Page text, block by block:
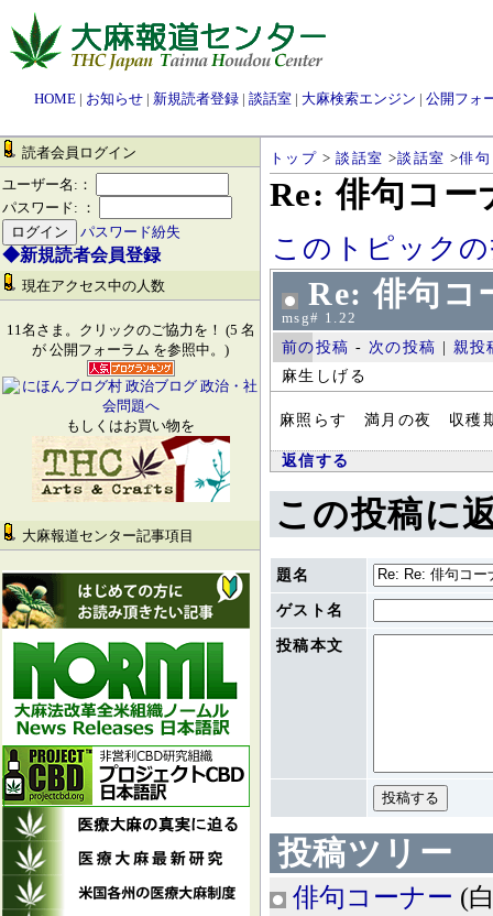
HOME | お知らせ | 新規読者登録 | 談話室 | 大麻検索エンジン | 公開フォ
読者会員ログイン
ユーザー名:：
パスワード: ：
パスワード紛失
◆新規読者会員登録
現在アクセス中の人数
11名さま。クリックのご協力を！ (5 名
が 公開フォーラム を参照中。)
もしくはお買い物を
大麻報道センター記事項目
トップ >談話室 >談話室 >俳
Re: 俳句コー
このトピック
Re: 俳句コ
msg# 1.22
前の投稿 - 次の投稿
親投
麻生しげる
麻照らす 満月の夜 収穫
返信する
この投稿に
題名
ゲスト名
投稿本文
投稿ツリー
俳句コーナー (